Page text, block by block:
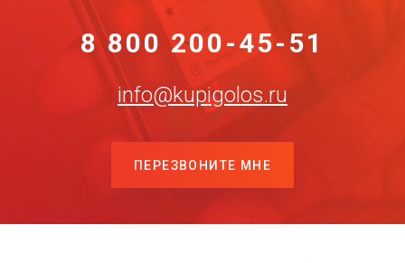
8 800 200-45-51
info@kupigolos.ru
ПЕРЕЗВОНИТЕ МНЕ